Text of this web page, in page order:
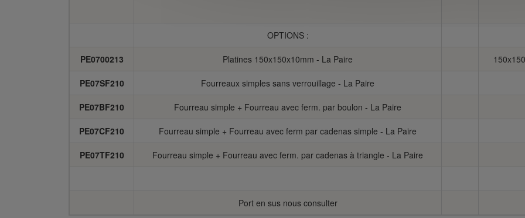
OPTIONS :
PE0700213 Platines 150x150x10mm - La Paire
PE07SF210 Fourreaux simples sans verrouillage - La Paire
PE07BF210 Fourreau simple + Fourreau avec ferm. par boulon - La Paire
PE07CF210 Fourreau simple + Fourreau avec ferm par cadenas simple - La Paire
PE07TF210 Fourreau simple + Fourreau avec ferm. par cadenas à triangle - La Paire
Port en sus nous consulter